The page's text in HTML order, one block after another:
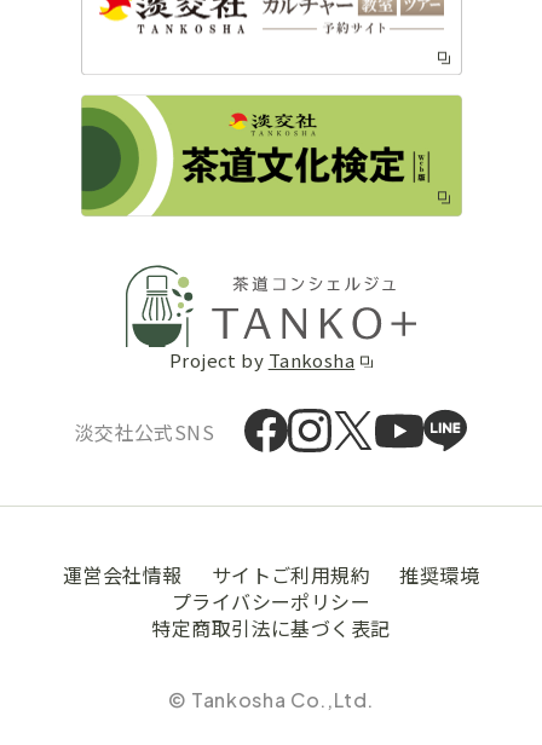
Project by Tankosha
淡交社公式SNS
運営会社情報 サイトご利用規約
推奨環境
プライバシーポリシー
特定商取引法に基づく表記
© Tankosha Co.,Ltd.